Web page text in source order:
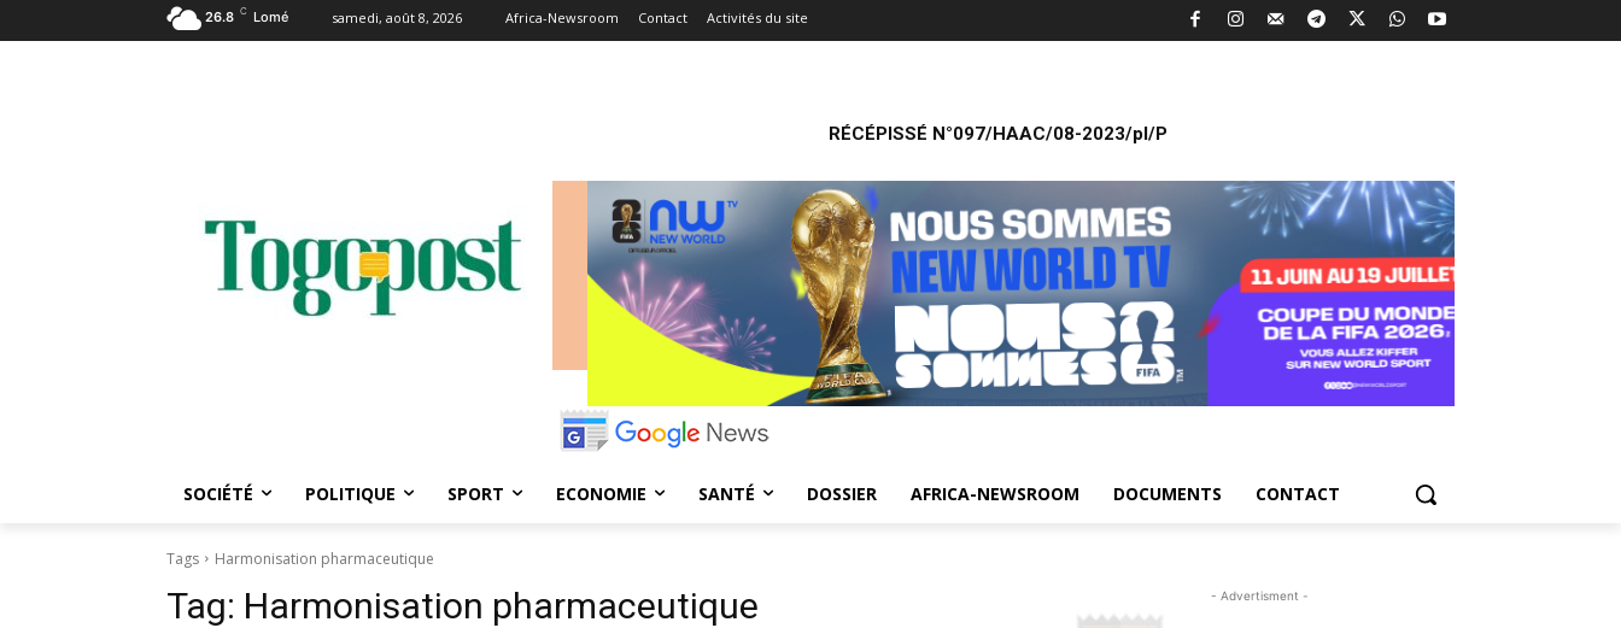
26.8 C Lomé samedi, août 8, 2026 Africa-Newsroom Contact Activités du site
RÉCÉPISSÉ N°097/HAAC/08-2023/pl/P
SOCIÉTÉ POLITIQUE SPORT ECONOMIE SANTÉ DOSSIER AFRICA-NEWSROOM DOCUMENTS CONTACT
Tags Harmonisation pharmaceutique
Tag: Harmonisation pharmaceutique - Advertisment -